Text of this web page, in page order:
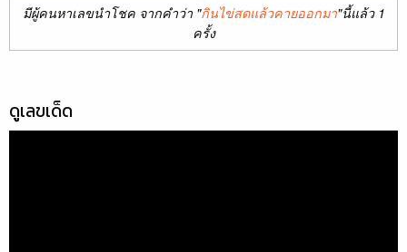
มีผู้คนหาเลขนำโชค จากคำว่า "กินไข่สดแล้วคายออกมา"นี้แล้ว 1
ครั้ง
ดูเลขเด็ด